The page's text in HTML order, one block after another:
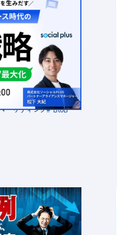
ィックコマース
獲得とLINEで実
ーケティング
BtoB
火 13:00 - 16:20
事例から学ぶ、
因を“次の一